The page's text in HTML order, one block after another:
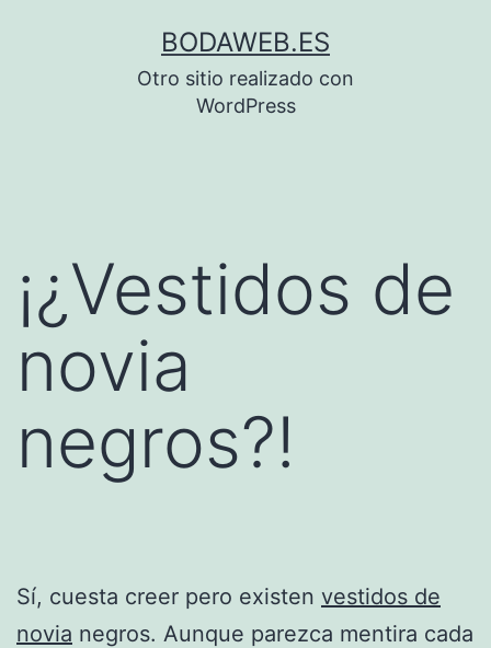
BODAWEB.ES
Otro sitio realizado con
WordPress
¡¿Vestidos de
novia
negros?!
Sí, cuesta creer pero existen vestidos de
novia negros. Aunque parezca mentira cada